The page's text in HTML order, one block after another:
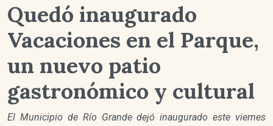
Quedó inaugurado
Vacaciones en el Parque,
un nuevo patio
gastronómico y cultural
El Municipio de Río Grande dejó inaugurado este viernes